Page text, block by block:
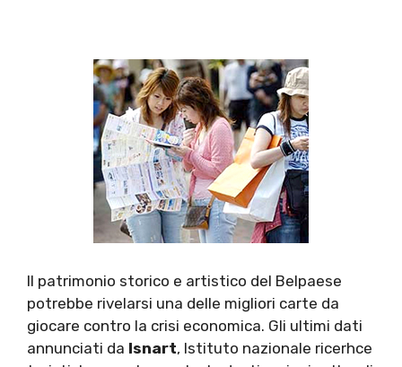
Il patrimonio storico e artistico del Belpaese
potrebbe rivelarsi una delle migliori carte da
giocare contro la crisi economica. Gli ultimi dati
annunciati da Isnart, Istituto nazionale ricerhce